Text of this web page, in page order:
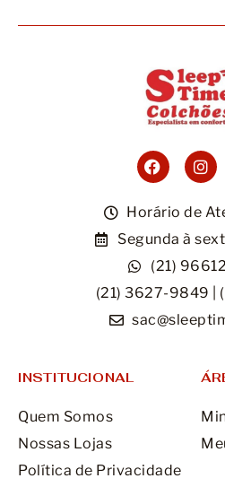
Assistência Técnica
Horário de
Segunda à
(21)
(21) 3627-9849 |
INSTITUCIONAL
Quem Somos
Nossas Lojas
Política de Privacidade